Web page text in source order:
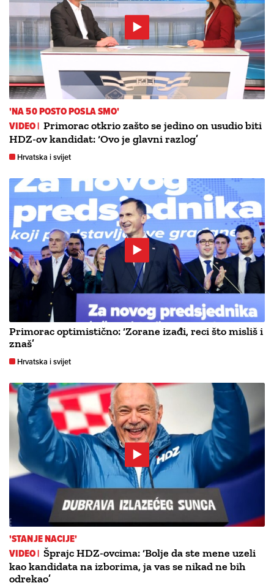
'NA 50 POSTO POSLA SMO'
VIDEO | Primorac otkrio zašto se jedino on usudio biti
HDZ-ov kandidat: ‘Ovo je glavni razlog’
Hrvatska i svijet
Primorac optimistično: ‘Zorane izađi, reci što misliš i
znaš’
Hrvatska i svijet
'STANJE NACIJE'
VIDEO | Šprajc HDZ-ovcima: ‘Bolje da ste mene uzeli
kao kandidata na izborima, ja vas se nikad ne bih
odrekao’